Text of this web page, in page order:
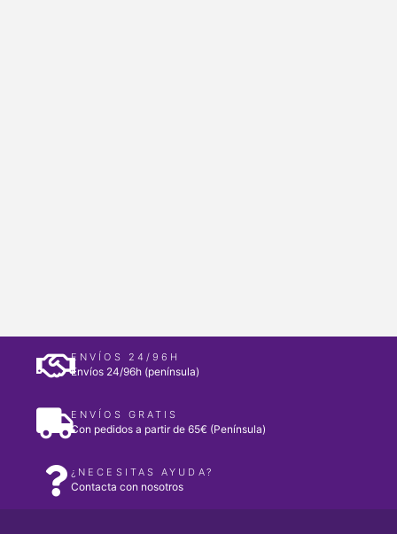
ENVÍOS 24/96H
Envíos 24/96h (península)
ENVÍOS GRATIS
Con pedidos a partir de 65€ (Península)
¿NECESITAS AYUDA?
Contacta con nosotros